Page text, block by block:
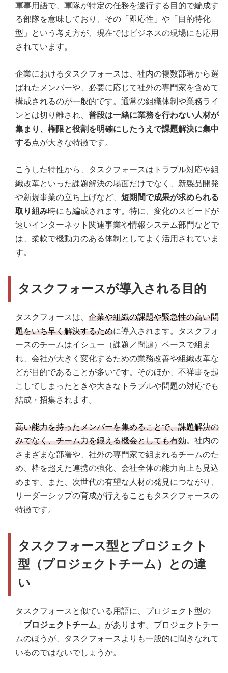
軍事用語で、軍隊が特定の任務を遂行する目的で編成す
る部隊を意味しており、その「即応性」や「目的特化
型」という考え方が、現在ではビジネスの現場にも応用
されています。
企業におけるタスクフォースは、社内の複数部署から選
ばれたメンバーや、必要に応じて社外の専門家を含めて
構成されるのが一般的です。通常の組織体制や業務ライ
ンとは切り離され、 普段は一緒に業務を行わない人材が
集まり、権限と役割を明確にしたうえで課題解決に集中
する点が大きな特徴です。
こうした特性から、タスクフォースはトラブル対応や組
織改革といった課題解決の場面だけでなく、新製品開発
や新規事業の立ち上げなど、 短期間で成果が求められる
取り組み時にも編成されます。特に、変化のスピードが
速いインターネット関連事業や情報システム部門などで
は、柔軟で機動力のある体制としてよく活用されていま
す。
タスクフォースが導入される目的
タスクフォースは、 企業や組織の課題や緊急性の高い問
題をいち早く解決するために導入されます。タスクフォ
ースのチームはイシュー（課題／問題）ベースで組ま
れ、会社が大きく変化するための業務改善や組織改革な
どが目的であることが多いです。そのほか、不祥事を起
こしてしまったときや大きなトラブルや問題の対応でも
結成・招集されます。
高い能力を持ったメンバーを集めることで、課題解決の
みでなく、チーム力を鍛える機会としても有効。社内の
さまざまな部署や、社外の専門家で組まれるチームのた
め、枠を超えた連携の強化、会社全体の能力向上も見込
めます。また、次世代の有望な人材の発見につながり、
リーダーシップの育成が行えることもタスクフォースの
特徴です。
タスクフォース型とプロジェクト
型（プロジェクトチーム）との違
い
タスクフォースと似ている用語に、プロジェクト型の
「 プロジェクトチーム 」があります。プロジェクトチー
ムのほうが、タスクフォースよりも一般的に聞きなれて
いるのではないでしょうか。